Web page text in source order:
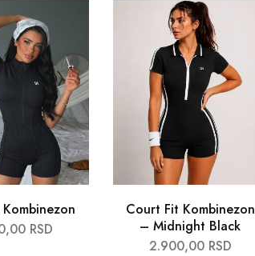
RSD
Court Fit Kombinezon
– Midnight Black
2.900,00 RSD